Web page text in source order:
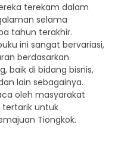
terekam dalam
selama
tahun terakhir.
ini sangat bervariasi,
berdasarkan
baik di bidang bisnis,
lain sebagainya.
oleh masyarakat
tertarik untuk
Tiongkok.